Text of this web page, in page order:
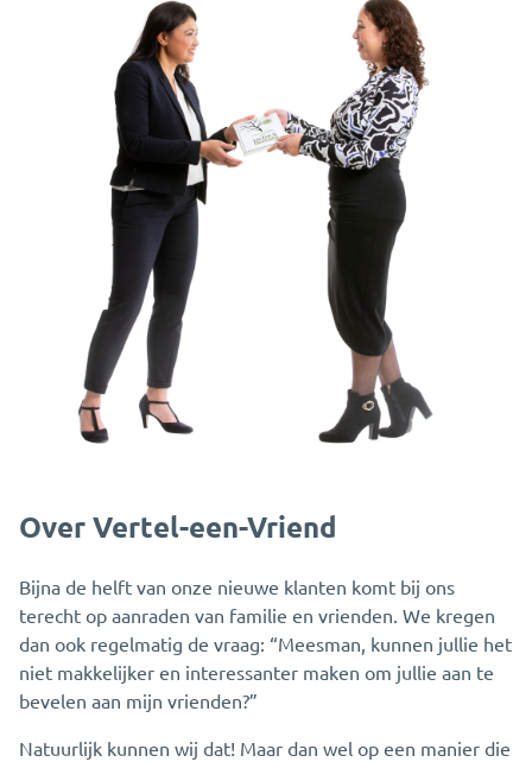
Over Vertel-een-Vriend
Bijna de helft van onze nieuwe klanten komt bij ons
terecht op aanraden van familie en vrienden. We kregen
dan ook regelmatig de vraag: “Meesman, kunnen jullie het
niet makkelijker en interessanter maken om jullie aan te
bevelen aan mijn vrienden?”
Natuurlijk kunnen wij dat! Maar dan wel op een manier die